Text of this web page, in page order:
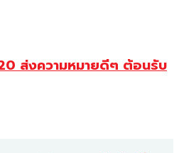
ส่งความหมายดีๆ ต้อนรับ